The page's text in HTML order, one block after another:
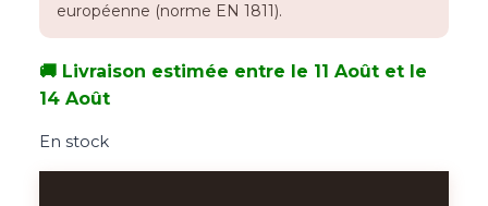
européenne (norme EN 1811).
🚚 Livraison estimée entre le 11 Août et le
14 Août
En stock